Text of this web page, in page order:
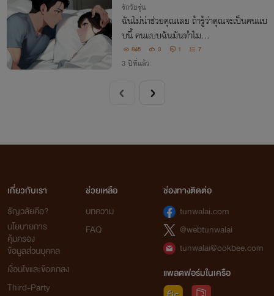
รักวัยรุ่น
ฉันไม่น่าช่วยคุณเลย ถ้ารู้ว่าคุณจะเป็นคนเเบ
บนี้ คนเเบบฉันมันทำไม...
845 3 1 7
3 ปีที่แล้ว
เกี่ยวกับเรา
ธัญวลัยคือ?
นโยบายการ
คุ้มครอง
ข้อมูลส่วนบุคคล
เงื่อนไขและข้อตกลง
Third-Party
ช่วยเหลือ
บทความ
FAQ
ช่องทางติดต่อ
tunwalai.com
@webtunwalai
tunwalai@ookbee.com
แพลตฟอร์มในเครือ